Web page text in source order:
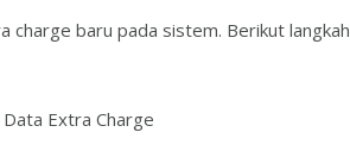
charge baru pada sistem. Berikut langkah
Extra Charge